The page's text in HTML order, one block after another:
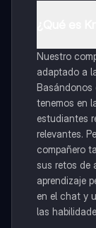
Nuestro
adaptado a
Basándonos
tenemos en
estudiantes
relevantes.
compañero
sus retos de
aprendizaje
en el chat y
las